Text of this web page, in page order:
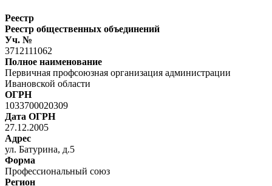
Реестр
Реестр общественных объединений
Уч. №
3712111062
Полное наименование
Первичная профсоюзная организация администрации
Ивановской области
ОГРН
1033700020309
Дата ОГРН
27.12.2005
Адрес
ул. Батурина, д.5
Форма
Профессиональный союз
Регион